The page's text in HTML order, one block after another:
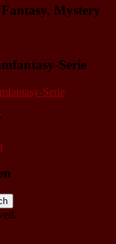
Mystery
Serie